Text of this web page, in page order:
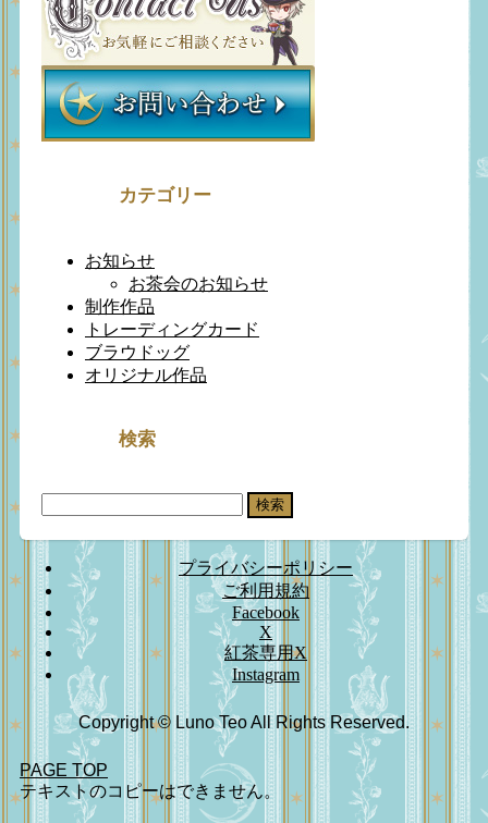
カテゴリー
お知らせ
お茶会のお知らせ
制作作品
トレーディングカード
ブラウドッグ
オリジナル作品
検索
プライバシーポリシー
ご利用規約
Facebook
X
紅茶専用X
Instagram
Copyright © Luno Teo All Rights Reserved.
PAGE TOP
テキストのコピーはできません。